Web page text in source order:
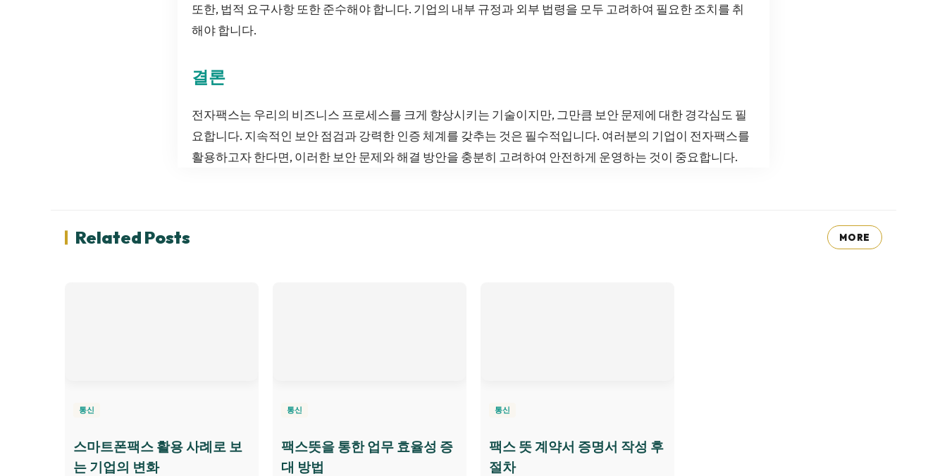
또한, 법적 요구사항 또한 준수해야 합니다. 기업의 내부 규정과 외부 법령을 모두 고려하여 필요한 조치를 취
해야 합니다.
결론
전자팩스는 우리의 비즈니스 프로세스를 크게 향상시키는 기술이지만, 그만큼 보안 문제에 대한 경각심도 필
요합니다. 지속적인 보안 점검과 강력한 인증 체계를 갖추는 것은 필수적입니다. 여러분의 기업이 전자팩스를
활용하고자 한다면, 이러한 보안 문제와 해결 방안을 충분히 고려하여 안전하게 운영하는 것이 중요합니다.
Related Posts MORE
통신
스마트폰팩스 활용 사례로 보
는 기업의 변화
통신
팩스뜻을 통한 업무 효율성 증
대 방법
통신
팩스 뜻 계약서 증명서 작성 후
절차